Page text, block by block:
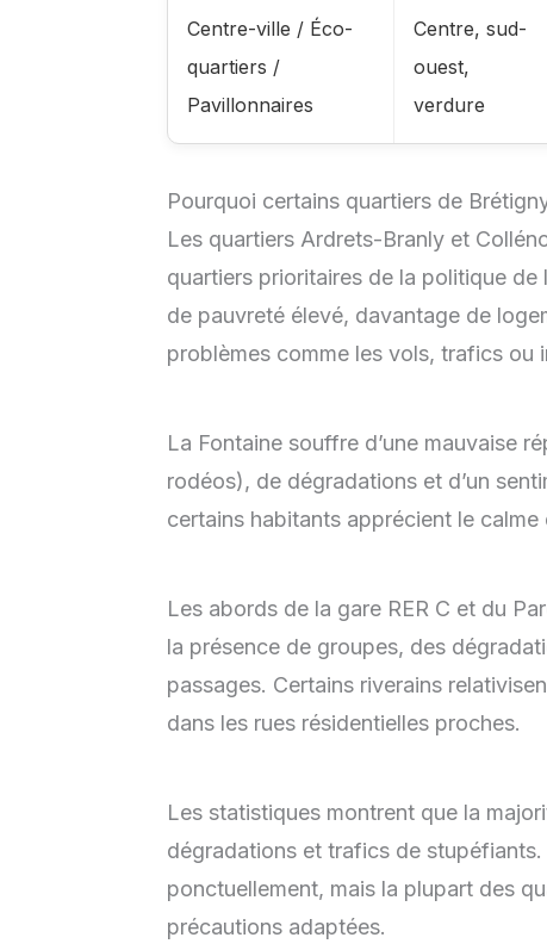
Centre-ville / Éco-
quartiers /
Pavillonnaires
Centre, sud-
ouest,
verdure
Pourquoi certains quartiers de
Les quartiers Ardrets-Branly et
quartiers prioritaires de la politique
de pauvreté élevé, davantage de
problèmes comme les vols, trafics ou
La Fontaine souffre d’une mauvaise
rodéos), de dégradations et d’un
certains habitants apprécient le calme
Les abords de la gare RER C et du
la présence de groupes, des
passages. Certains riverains
dans les rues résidentielles proches.
Les statistiques montrent que la
dégradations et trafics de
ponctuellement, mais la plupart des
précautions adaptées.